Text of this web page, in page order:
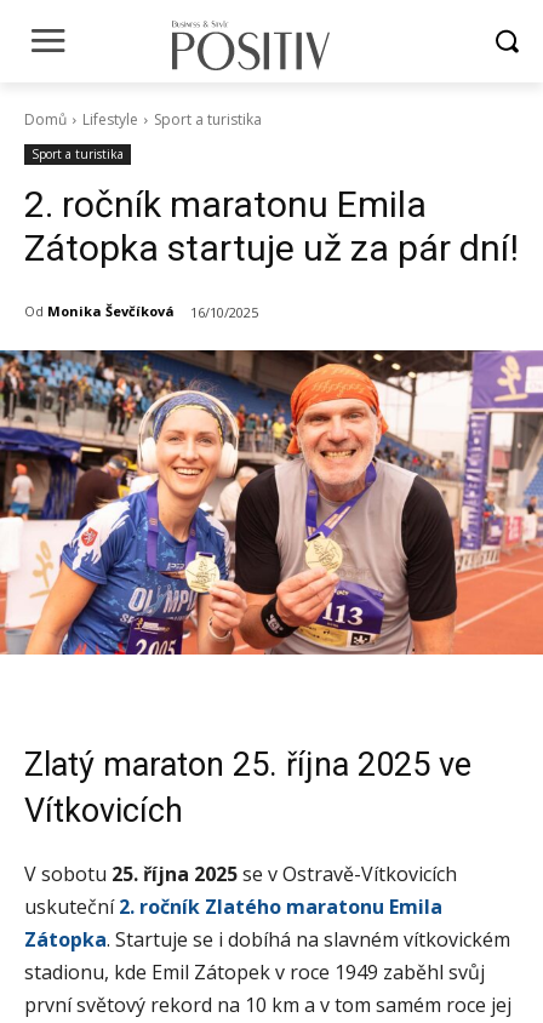
Domů Lifestyle Sport a turistika
Sport a turistika
2. ročník maratonu Emila
Zátopka startuje už za pár dní!
Od Monika Ševčíková 16/10/2025
Zlatý maraton 25. října 2025 ve
Vítkovicích
V sobotu 25. října 2025se v Ostravě-Vítkovicích
uskuteční2. ročník Zlatého maratonu Emila
Zátopka. Startuje se i dobíhá na slavném vítkovickém
stadionu, kde Emil Zátopek v roce 1949 zaběhl svůj
první světový rekord na 10 km a v tom samém roce jej